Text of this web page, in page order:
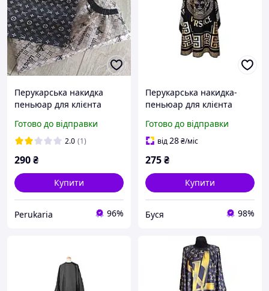
Перукарська накидка
пеньюар для клієнта
Готово до відправки
2.0 (1)
290₴
Купити
Perukaria 96%
Перукарська накидка-
пеньюар для клієнта
нейлон 140х160 см
Готово до відправки
від28₴/міс
275₴
Купити
Буся 98%